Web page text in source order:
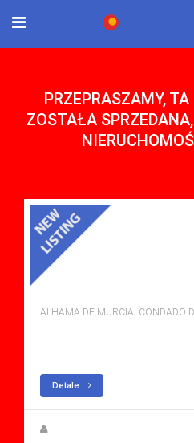
PRZEPRASZAMY,
ZOSTAŁA
119,900€
ALHAMA DE MURCIA, CONDADO
Detale